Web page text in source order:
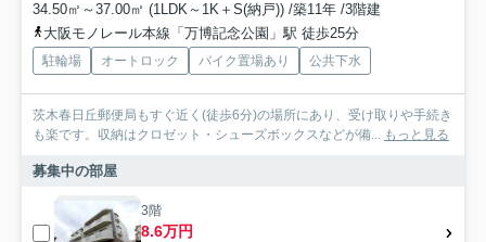
34.50㎡～37.00㎡ (1LDK～1K＋S(納戸)) /築11年 /3階建
大阪モノレール本線「万博記念公園」駅 徒歩25分
駐輪場 オートロック バイク置場あり 公共下水
茨木春日丘郵便局もすぐ近く(徒歩6分)の場所にあり、受け取りや手続き
も楽です。収納はクロゼット・シューズボックスなどが備... もっと見る
募集中の部屋
3階
8.6万円